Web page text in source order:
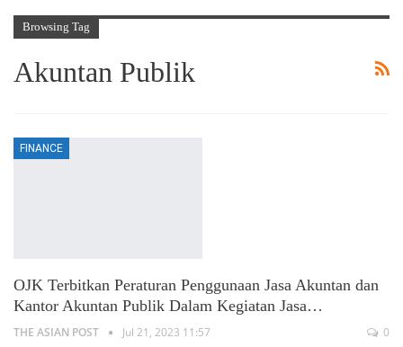
Browsing Tag
Akuntan Publik
FINANCE
OJK Terbitkan Peraturan Penggunaan Jasa Akuntan dan
Kantor Akuntan Publik Dalam Kegiatan Jasa…
THE ASIAN POST Jul 21, 2023 11:57 0